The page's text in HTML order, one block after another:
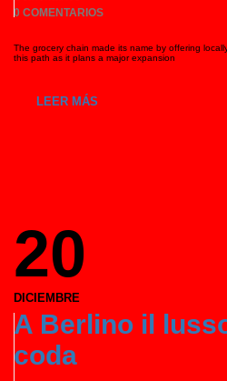
0 COMENTARIOS
The grocery chain made its name by offering
this path as it plans a major expansion
LEER MÁS
20
DICIEMBRE
A Berlino il
coda